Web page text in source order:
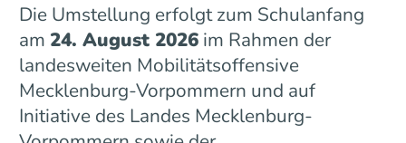
Die Umstellung erfolgt zum Schulanfang
am 24. August 2026im Rahmen der
landesweiten Mobilitätsoffensive
Mecklenburg-Vorpommern und auf
Initiative des Landes Mecklenburg-